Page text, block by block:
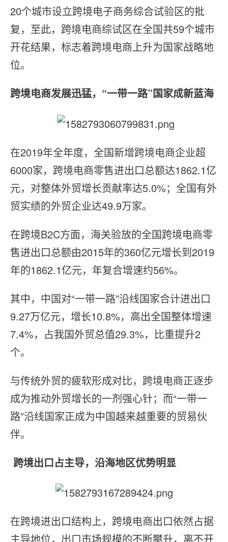
20个城市设立跨境电子商务综合试验区的批
复，至此，跨境电商综试区在全国共59个城市
开花结果，标志着跨境电商上升为国家战略地
位。
跨境电商发展迅猛，“一带一路”国家成新蓝海
在2019年全年度，全国新增跨境电商企业超
6000家，跨境电商零售进出口总额达1862.1亿
元，对整体外贸增长贡献率达5.0%；全国有外
贸实绩的外贸企业达49.9万家。
在跨境B2C方面，海关验放的全国跨境电商零
售进出口总额由2015年的360亿元增长到2019
年的1862.1亿元，年复合增速约56%。
其中，中国对“一带一路”沿线国家合计进出口
9.27万亿元，增长10.8%，高出全国整体增速
7.4%，占我国外贸总值29.3%，比重提升2
个。
与传统外贸的疲软形成对比，跨境电商正逐步
成为推动外贸增长的一剂强心针；而“一带一
路”沿线国家正成为中国越来越重要的贸易伙
伴。
跨境出口占主导，沿海地区优势明显
在跨境进出口结构上，跨境电商出口依然占据
主导地位，出口市场规模的不断攀升，离不开